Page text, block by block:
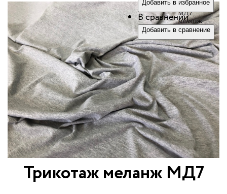
Трикотаж меланж МД7
Добавить в избранное
В сравнении
Добавить в сравнение